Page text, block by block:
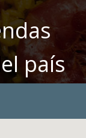
país